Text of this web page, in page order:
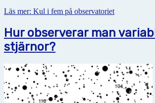
Läs mer: Kul i fem på observatoriet
Hur observerar man
stjärnor?